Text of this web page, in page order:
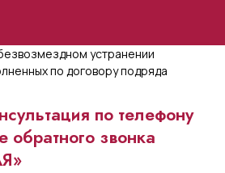
по телефону
обратного звонка